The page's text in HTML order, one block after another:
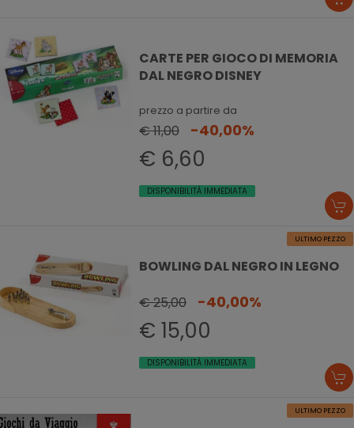
CARTE PER GIOCO DI MEMORIA
DAL NEGRO DISNEY
prezzo a partire da
€ 11,00 -40,00%
€ 6,60
DISPONIBILITÀ IMMEDIATA
ULTIMO PEZZO
BOWLING DAL NEGRO IN LEGNO
€ 25,00
-40,00%
€ 15,00
DISPONIBILITÀ IMMEDIATA
ULTIMO PEZZO